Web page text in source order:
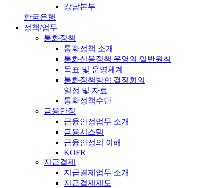
강남본부
한국은행
정책/업무
통화정책
통화정책 소개
통화신용정책 운영의 일반원칙
목표 및 운영체계
통화정책방향 결정회의
일정 및 자료
통화정책수단
금융안정
금융안정업무 소개
금융시스템
금융안정의 이해
KOFR
지급결제
지급결제업무 소개
지급결제제도